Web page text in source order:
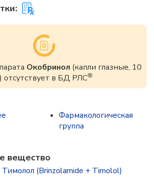
Окобринол (капли глазные, 10
отсутствует в БД РЛС®
Фармакологическая
группа
вещество
(Brinzolamide + Timolol)